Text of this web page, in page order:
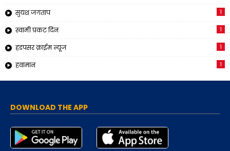
सुयश जगताप 1
स्वामी प्रकट दिन 1
हडपसर क्राईम न्यूज 1
हवामान 1
DOWNLOAD THE APP